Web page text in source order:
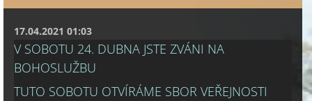
17.04.2021 01:03
V SOBOTU 24. DUBNA JSTE ZVÁNI NA
BOHOSLUŽBU
TUTO SOBOTU OTVÍRÁME SBOR VEŘEJNOSTI